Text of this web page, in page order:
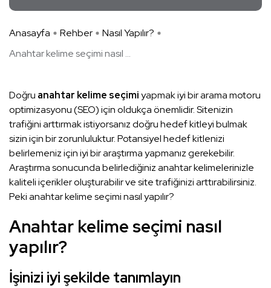
Anasayfa Rehber
Nasıl Yapılır?
Anahtar kelime seçimi nasıl ...
Doğru anahtar kelime seçimiyapmak iyi bir arama motoru
optimizasyonu (SEO) için oldukça önemlidir. Sitenizin
trafiğini arttırmak istiyorsanız doğru hedef kitleyi bulmak
sizin için bir zorunluluktur. Potansiyel hedef kitlenizi
belirlemeniz için iyi bir araştırma yapmanız gerekebilir.
Araştırma sonucunda belirlediğiniz anahtar kelimelerinizle
kaliteli içerikler oluşturabilir ve site trafiğinizi arttırabilirsiniz.
Peki anahtar kelime seçimi nasıl yapılır?
Anahtar kelime seçimi nasıl
yapılır?
İşinizi iyi şekilde tanımlayın